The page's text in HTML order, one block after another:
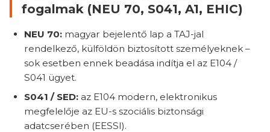
fogalmak (NEU 70, S041, A1, EHIC)
NEU 70: magyar bejelentő lap a TAJ-jal
rendelkező, külföldön biztosított személyeknek –
sok esetben ennek beadása indítja el az E104 /
S041 ügyet.
S041 / SED: az E104 modern, elektronikus
megfelelője az EU-s szociális biztonsági
adatcserében (EESSI).